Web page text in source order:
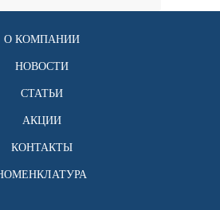
О КОМПАНИИ
НОВОСТИ
СТАТЬИ
АКЦИИ
КОНТАКТЫ